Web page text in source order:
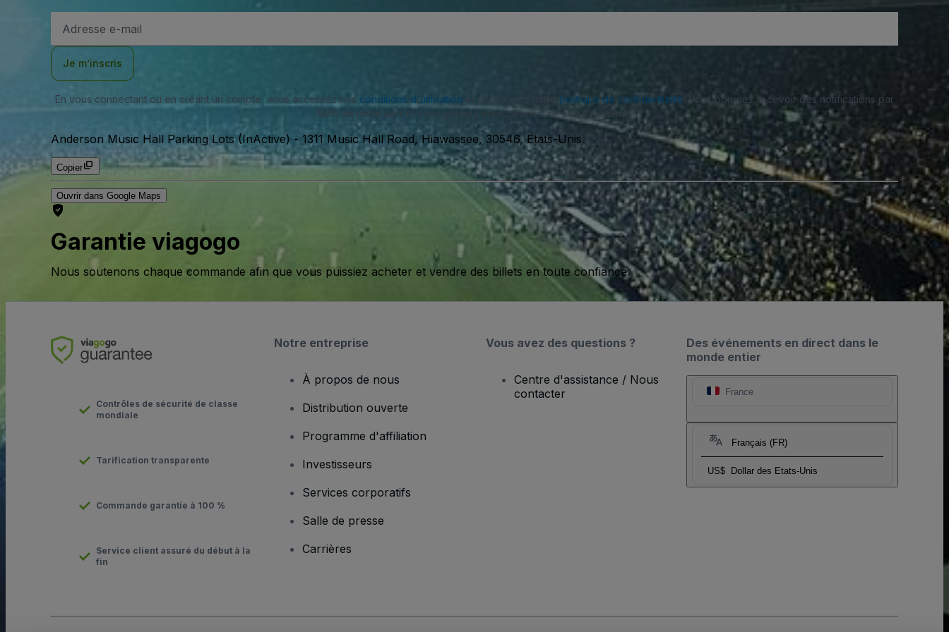
e-
Je m’inscris
En vous connectant ou en créant un compte, vous acceptez nos conditions d'utilisation et approuvez notre politique de confidentialité . Vous pourriez recevoir des notifications par
SMS de notre part et vous pouvez vous désinscrire à tout moment.
Anderson Music Hall Parking Lots (InActive) - 1311 Music Hall Road, Hiawassee, 30546, Etats-Unis
Copier
Ouvrir dans Google Maps
Garantie viagogo
Nous soutenons chaque commande afin que vous puissiez acheter et vendre des billets en toute confiance.
Des événements en direct dans le
monde entier
France
Français (FR)
US$ Dollar des Etats-Unis
Contrôles de sécurité de classe
mondiale
Tarification transparente
Commande garantie à 100 %
Service client assuré du début à la
fin
Notre entreprise
À propos de nous
Distribution ouverte
Programme d'affiliation
Investisseurs
Services corporatifs
Salle de presse
Carrières
Vous avez des questions ?
Centre d'assistance / Nous
contacter